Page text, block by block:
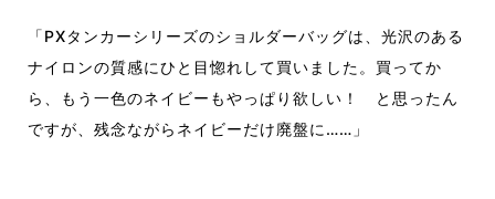
「PXタンカーシリーズのショルダーバッグは、光沢のある
ナイロンの質感にひと目惚れして買いました。買ってか
ら、もう一色のネイビーもやっぱり欲しい！ と思ったん
ですが、残念ながらネイビーだけ廃盤に……」